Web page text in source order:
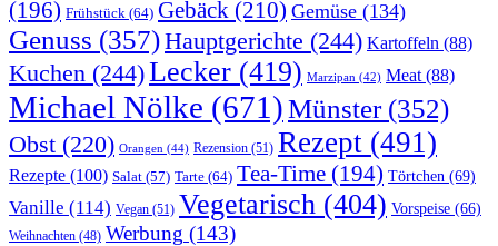
(196) Frühstück (64) Gebäck (210) Gemüse (134)
Genuss (357)Hauptgerichte (244) Kartoffeln (88)
Kuchen (244)Lecker (419) Marzipan (42) Meat (88)
Michael Nölke (671)Münster(352)
Obst (220) Orangen (44) Rezension (51) Rezept (491)
Rezepte (100) Salat (57) Tarte (64) Tea-Time (194) Törtchen (69)
Vanille (114) Vegan (51) Vegetarisch (404) Vorspeise (66)
Weihnachten (48) Werbung (143)